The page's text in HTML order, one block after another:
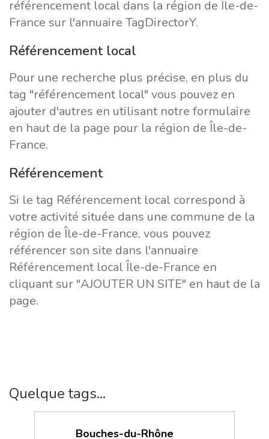
référencement local dans la région de Île-de-
France sur l'annuaire TagDirectorY.
Référencement local
Pour une recherche plus précise, en plus du
tag "référencement local" vous pouvez en
ajouter d'autres en utilisant notre formulaire
en haut de la page pour la région de Île-de-
France.
Référencement
Si le tag Référencement local correspond à
votre activité située dans une commune de la
région de Île-de-France, vous pouvez
référencer son site dans l'annuaire
Référencement local Île-de-France en
cliquant sur "AJOUTER UN SITE" en haut de la
page.
Quelque tags...
Bouches-du-Rhône